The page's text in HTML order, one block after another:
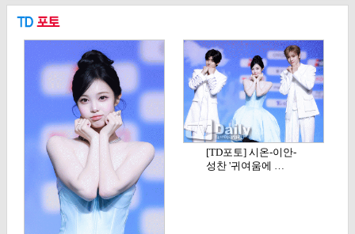
[TD포토] 시온-이안-
성찬 '귀여움에 …